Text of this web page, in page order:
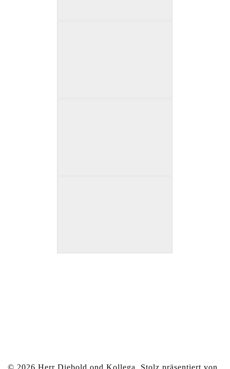
© 2026 Herr Diebold ond Kollega. Stolz präsentiert von